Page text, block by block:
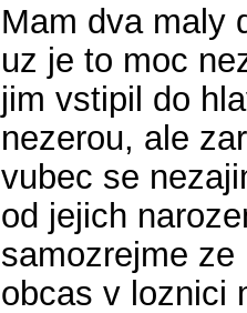
Mam dva maly
uz je to moc
jim vstipil do
nezerou, ale
vubec se
od jejich
samozrejme
obcas v loznici